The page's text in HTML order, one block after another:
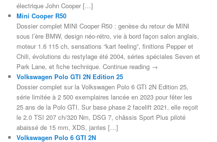
électrique John Cooper […]
Mini Cooper R50
Dossier complet MINI Cooper R50 : genèse du retour de MINI
sous l’ère BMW, design néo-rétro, vie à bord façon salon anglais,
moteur 1.6 115 ch, sensations “kart feeling”, finitions Pepper et
Chili, évolutions du restylage été 2004, séries spéciales Seven et
Park Lane, et fiche technique. Continue reading →
Volkswagen Polo GTI 2N Edition 25
Dossier complet sur la Volkswagen Polo 6 GTI 2N Edition 25,
série limitée à 2 500 exemplaires lancée en 2023 pour fêter les
25 ans de la Polo GTI. Sur base phase 2 facelift 2021, elle reçoit
le 2.0 TSI 207 ch/320 Nm, DSG 7, châssis Sport Plus piloté
abaissé de 15 mm, XDS, jantes […]
Volkswagen Polo 6 GTI 2N